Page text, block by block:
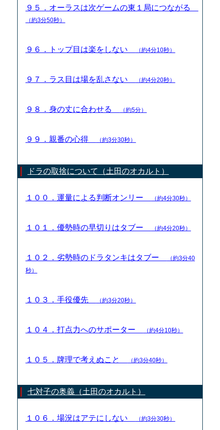
９５．オーラスは次ゲームの東１局につながる
（約3分50秒）
９６．トップ目は楽をしない （約4分10秒）
９７．ラス目は場を乱さない （約4分20秒）
９８．身の丈に合わせる （約5分）
９９．親番の心得 （約3分30秒）
ドラの取捨について（土田のオカルト）
１００．運量による判断オンリー （約4分30秒）
１０１．優勢時の早切りはタブー （約4分20秒）
１０２．劣勢時のドラタンキはタブー
（約3分40
秒）
１０３．手役優先 （約3分20秒）
１０４．打点力へのサポーター （約4分10秒）
１０５．牌理で考えぬこと （約3分40秒）
七対子の奥義（土田のオカルト）
１０６．場況はアテにしない （約3分30秒）